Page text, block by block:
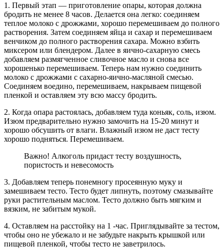
1. Первый этап — приготовление опары, которая должна
бродить не менее 8 часов. Делается она легко: соединяем
теплое молоко с дрожжами, хорошо перемешиваем до полного
растворения. Затем соединяем яйца и сахар и перемешиваем
венчиком до полного растворения сахара. Можно взбить
миксером или блендером. Далее в яично-сахарную смесь
добавляем размягченное сливочное масло и снова все
хорошенько перемешиваем. Теперь нам нужно соединить
молоко с дрожжами с сахарно-яично-масляной смесью.
Соединяем воедино, перемешиваем, накрываем пищевой
пленкой и оставляем эту всю массу бродить.
2. Когда опара растоялась, добавляем туда коньяк, соль, изюм.
Изюм предварительно нужно замочить на 15-20 минут и
хорошо обсушить от влаги. Влажный изюм не даст тесту
хорошо подняться. Перемешиваем.
Важно! Алкоголь придаст тесту воздушность,
пористость и невесомость
3. Добавляем теперь понемногу просеянную муку и
замешиваем тесто. Тесто будет липнуть, поэтому смазывайте
руки растительным маслом. Тесто должно быть мягким и
вязким, не забитым мукой.
4. Оставляем на расстойку на 1 -час. Приглядывайте за тестом,
чтобы оно не убежало и не забудьте накрыть крышкой или
пищевой пленкой, чтобы тесто не заветрилось.